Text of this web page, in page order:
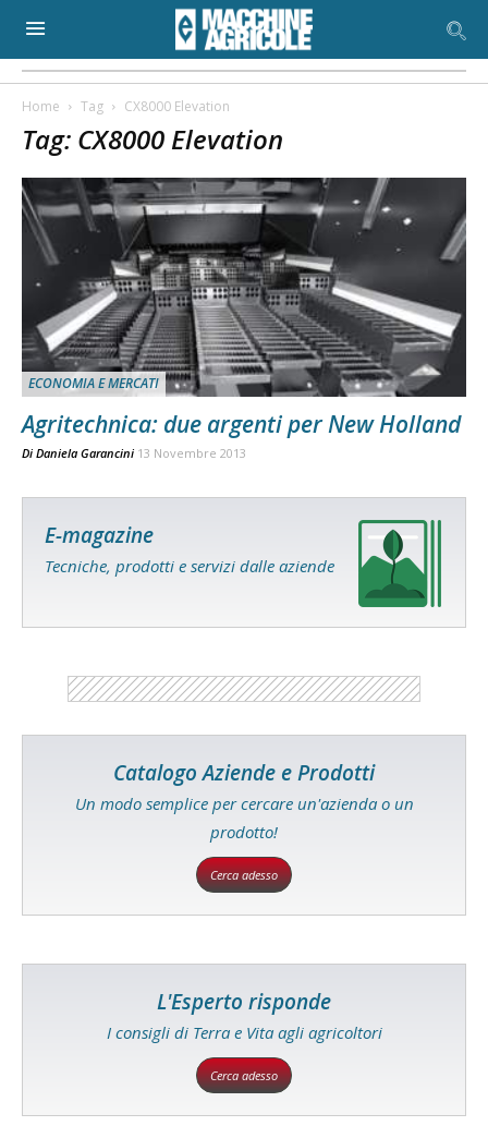
Home Tag CX8000 Elevation
Tag: CX8000 Elevation
ECONOMIA E MERCATI
Agritechnica: due argenti per New Holland
Di Daniela Garancini 13 Novembre 2013
E-magazine
Tecniche, prodotti e servizi dalle aziende
Catalogo Aziende e Prodotti
Un modo semplice per cercare un'azienda o un
prodotto!
Cerca adesso
L'Esperto risponde
I consigli di Terra e Vita agli agricoltori
Cerca adesso